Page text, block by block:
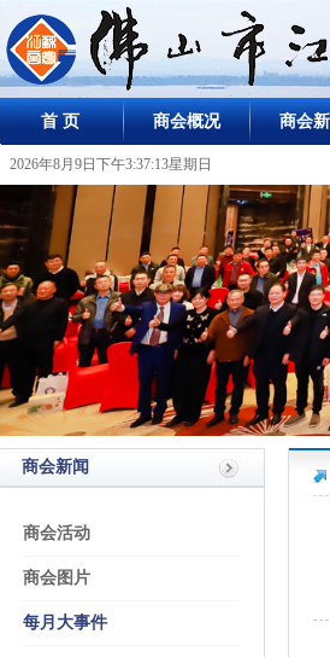
首 页 商会概况 商会
2026年8月9日下午3:37:13星期日
商会新闻
商会活动
商会图片
每月大事件